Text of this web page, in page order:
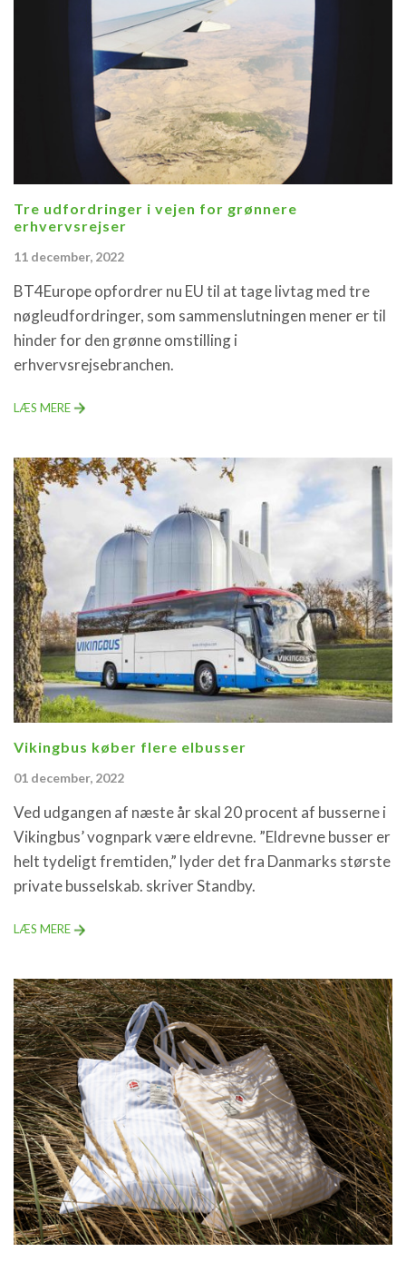
Tre udfordringer i vejen for grønnere
erhvervsrejser
11 december, 2022
BT4Europe opfordrer nu EU til at tage livtag med tre
nøgleudfordringer, som sammenslutningen mener er til
hinder for den grønne omstilling i
erhvervsrejsebranchen.
LÆS MERE
Vikingbus køber flere elbusser
01 december, 2022
Ved udgangen af næste år skal 20 procent af busserne i
Vikingbus’ vognpark være eldrevne. ”Eldrevne busser er
helt tydeligt fremtiden,” lyder det fra Danmarks største
private busselskab. skriver Standby.
LÆS MERE